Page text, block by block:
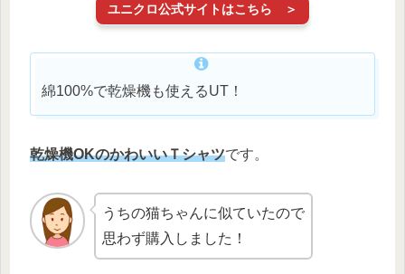
ユニクロ公式サイトはこちら ＞
綿100%で乾燥機も使えるUT！
乾燥機OKのかわいいＴシャツです。
うちの猫ちゃんに似ていたので
思わず購入しました！